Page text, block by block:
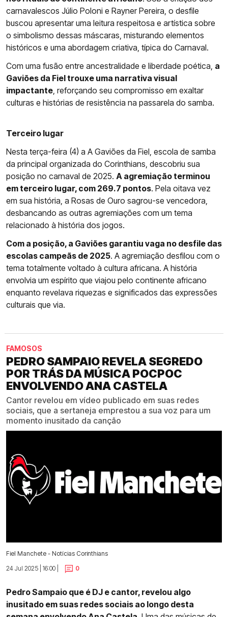
carnavalescos Júlio Poloni e Rayner Pereira, o desfile
buscou apresentar uma leitura respeitosa e artística sobre
o simbolismo dessas máscaras, misturando elementos
históricos e uma abordagem criativa, típica do Carnaval.
Com uma fusão entre ancestralidade e liberdade poética, a
Gaviões da Fiel trouxe uma narrativa visual
impactante, reforçando seu compromisso em exaltar
culturas e histórias de resistência na passarela do samba.
Terceiro lugar
Nesta terça-feira (4) a A Gaviões da Fiel, escola de samba
da principal organizada do Corinthians, descobriu sua
posição no carnaval de 2025. A agremiação terminou
em terceiro lugar, com 269.7 pontos. Pela oitava vez
em sua história, a Rosas de Ouro sagrou-se vencedora,
desbancando as outras agremiações com um tema
relacionado à história dos jogos.
Com a posição, a Gaviões garantiu vaga no desfile das
escolas campeãs de 2025. A agremiação desfilou com o
tema totalmente voltado à cultura africana. A história
envolvia um espírito que viajou pelo continente africano
enquanto revelava riquezas e significados das expressões
culturais que via.
FAMOSOS
PEDRO SAMPAIO REVELA SEGREDO
POR TRÁS DA MÚSICA POCPOC
ENVOLVENDO ANA CASTELA
Cantor revelou em vídeo publicado em suas redes
sociais, que a sertaneja emprestou a sua voz para um
momento inusitado da canção
Fiel Manchete - Notícias Corinthians
24 Jul 2025 | 16:00 |
0
Pedro Sampaio que é DJ e cantor, revelou algo
inusitado em suas redes sociais ao longo desta